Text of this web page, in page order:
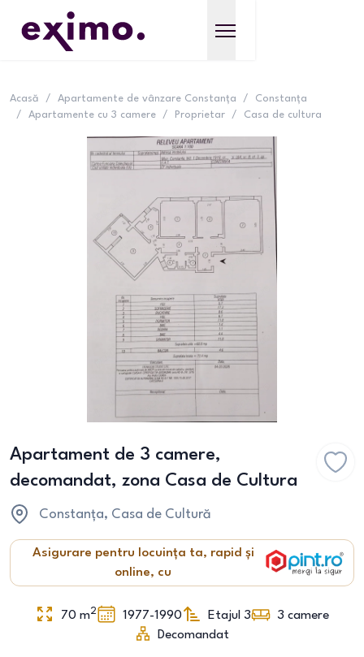
Acasă / Apartamente de vânzare Constanța /
Constanța
/
Apartamente cu 3 camere / Proprietar / Casa de cultura
Apartament de 3 camere,
decomandat, zona Casa de Cultura
Constanța, Casa de Cultură
Asigurare pentru locuința ta, rapid și
online, cu
70 m2 1977-1990 Etajul 3 3 camere
Decomandat